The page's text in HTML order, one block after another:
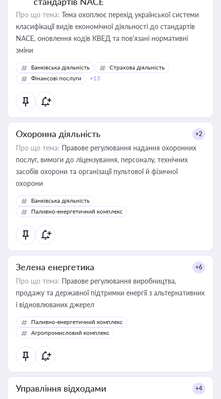
Про що тема: Тема охоплює перехід української системи
класифікації видів економічної діяльності до стандартів
NACE, оновлення кодів КВЕД та пов'язані нормативні
зміни
Банківська діяльність
Страхова діяльність
Фінансові послуги
+13
Охоронна діяльність +2
Про що тема: Правове регулювання надання охоронних
послуг, вимоги до ліцензування, персоналу, технічних
засобів охорони та організації пультової й фізичної
охорони
Банківська діяльність
Паливно-енергетичний комплекс
Зелена енергетика +6
Про що тема: Правове регулювання виробництва,
продажу та державної підтримки енергії з альтернативних
і відновлюваних джерел
Паливно-енергетичний комплекс
Агропромисловий комплекс
Управління відходами +4